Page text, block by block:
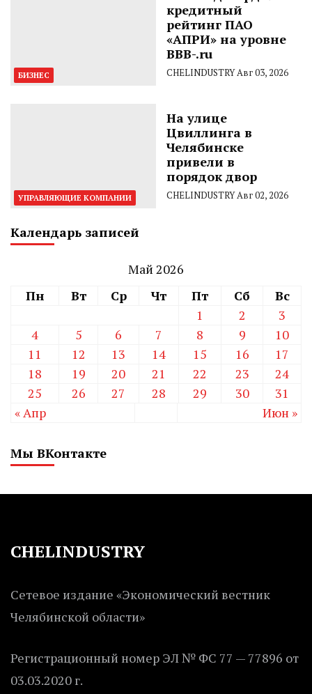
БИЗНЕС
кредитный
рейтинг ПАО
«АПРИ» на уровне
BBB-.ru
CHELINDUSTRY Авг 03, 2026
УПРАВЛЯЮЩИЕ КОМПАНИИ
На улице
Цвиллинга в
Челябинске
привели в
порядок двор
CHELINDUSTRY Авг 02, 2026
Календарь записей
Май 2026
Пн
Вт Ср Чт Пт Сб
Вс
1
2
3
4
5 6 7 8 9
10
11
12 13 14 15 16
17
18
19 20 21 22 23
24
25
26 27 28 29 30
31
« Апр
Июн »
Мы ВКонтакте
CHELINDUSTRY
Сетевое издание «Экономический вестник
Челябинской области»
Регистрационный номер ЭЛ № ФС 77 — 77896 от
03.03.2020 г.